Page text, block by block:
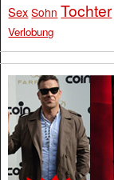
Sex Sohn Tochter
Verlobung